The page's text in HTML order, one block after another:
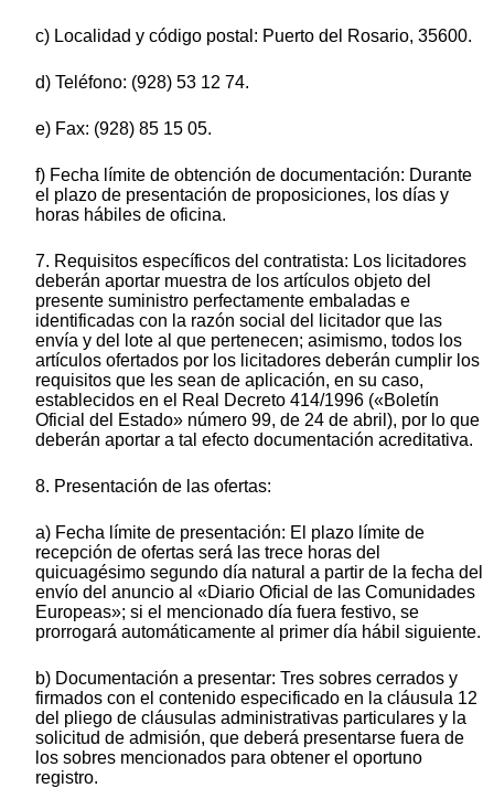
c) Localidad y código postal: Puerto del Rosario, 35600.
d) Teléfono: (928) 53 12 74.
e) Fax: (928) 85 15 05.
f) Fecha límite de obtención de documentación: Durante
el plazo de presentación de proposiciones, los días y
horas hábiles de oficina.
7. Requisitos específicos del contratista: Los licitadores
deberán aportar muestra de los artículos objeto del
presente suministro perfectamente embaladas e
identificadas con la razón social del licitador que las
envía y del lote al que pertenecen; asimismo, todos los
artículos ofertados por los licitadores deberán cumplir los
requisitos que les sean de aplicación, en su caso,
establecidos en el Real Decreto 414/1996 («Boletín
Oficial del Estado» número 99, de 24 de abril), por lo que
deberán aportar a tal efecto documentación acreditativa.
8. Presentación de las ofertas:
a) Fecha límite de presentación: El plazo límite de
recepción de ofertas será las trece horas del
quicuagésimo segundo día natural a partir de la fecha del
envío del anuncio al «Diario Oficial de las Comunidades
Europeas»; si el mencionado día fuera festivo, se
prorrogará automáticamente al primer día hábil siguiente.
b) Documentación a presentar: Tres sobres cerrados y
firmados con el contenido especificado en la cláusula 12
del pliego de cláusulas administrativas particulares y la
solicitud de admisión, que deberá presentarse fuera de
los sobres mencionados para obtener el oportuno
registro.